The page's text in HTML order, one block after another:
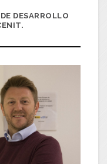
DESARROLLO